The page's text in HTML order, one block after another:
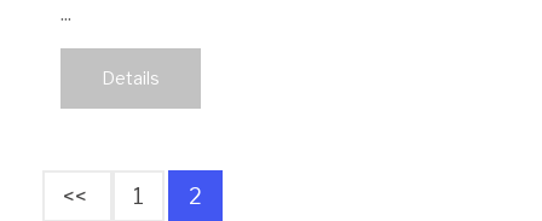
...
Details
<< 1 2